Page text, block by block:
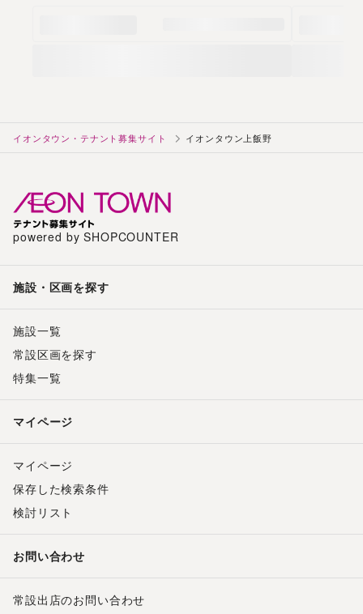
イオンタウン・テナント募集サイト イオンタウン上飯野
powered by SHOPCOUNTER
施設・区画を探す
施設一覧
常設区画を探す
特集一覧
マイページ
マイページ
保存した検索条件
検討リスト
お問い合わせ
常設出店のお問い合わせ